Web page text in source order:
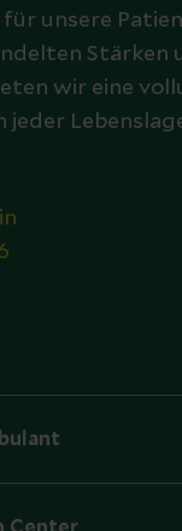
für unsere
Stärken
wir eine
jeder